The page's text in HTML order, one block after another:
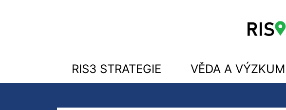
RIS3 STRATEGIE VĚDA A VÝZKUM